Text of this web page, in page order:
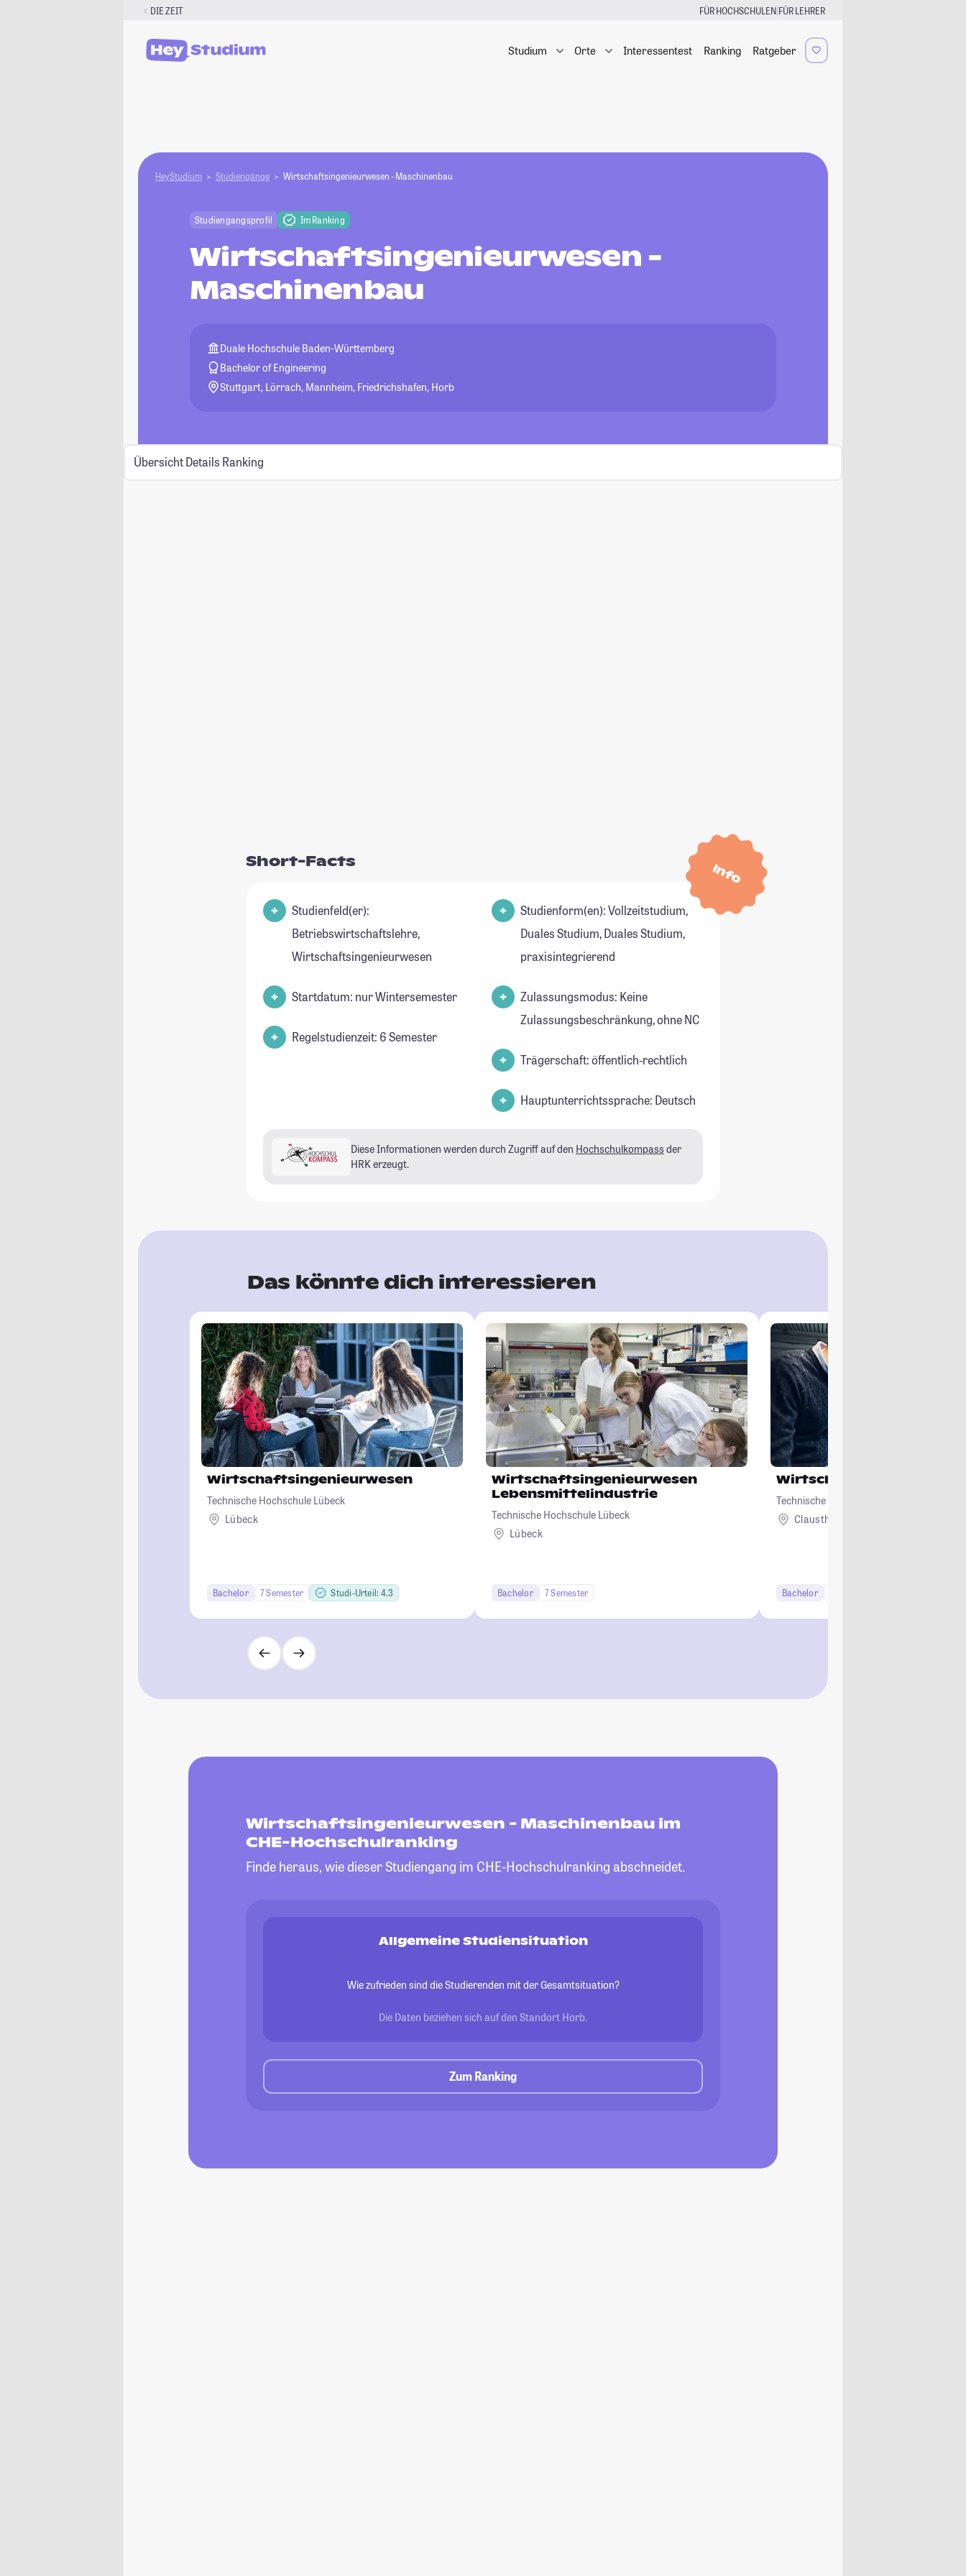
DIE ZEIT FÜR HOCHSCHULEN|FÜR LEHRER
Studium Orte Interessentest Ranking Ratgeber
HeyStudium Studiengänge Wirtschaftsingenieurwesen - Maschinenbau
Studiengangsprofil Im Ranking
Wirtschaftsingenieurwesen -
Maschinenbau
Duale Hochschule Baden-Württemberg
Bachelor of Engineering
Stuttgart, Lörrach, Mannheim, Friedrichshafen, Horb
Übersicht Details Ranking
Info
Short-Facts
Studienfeld(er):
Betriebswirtschaftslehre,
Wirtschaftsingenieurwesen
Startdatum: nur Wintersemester
Regelstudienzeit: 6 Semester
Studienform(en): Vollzeitstudium,
Duales Studium, Duales Studium,
praxisintegrierend
Zulassungsmodus: Keine
Zulassungsbeschränkung, ohne NC
Trägerschaft: öffentlich-rechtlich
Hauptunterrichtssprache: Deutsch
Diese Informationen werden durch Zugriff auf den Hochschulkompass der
HRK erzeugt.
Das könnte dich interessieren
Wirtschaftsingenieurwesen
Technische Hochschule Lübeck
Lübeck
Bachelor 7 Semester Studi-Urteil: 4.3
Wirtschaftsingenieurwesen
Lebensmittelindustrie
Technische Hochschule Lübeck
Lübeck
Bachelor 7 Semester
Technische Universität Clausthal
Clausthal-Zellerfeld
Bachelor
Wirtschaftsingenieurwesen - Maschinenbau im
CHE-Hochschulranking
Finde heraus, wie dieser Studiengang im CHE-Hochschulranking abschneidet.
Allgemeine Studiensituation
Wie zufrieden sind die Studierenden mit der Gesamtsituation?
Die Daten beziehen sich auf den Standort Horb.
Zum Ranking